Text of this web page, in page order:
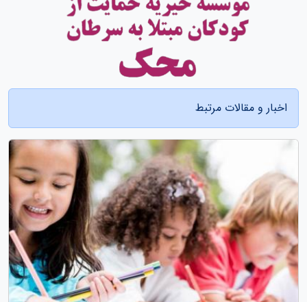
اخبار و مقالات مرتبط